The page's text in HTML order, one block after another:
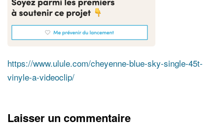
https://www.ulule.com/cheyenne-blue-sky-single-45t-
vinyle-a-videoclip/
Laisser un commentaire